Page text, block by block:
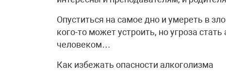
Опуститься на самое дно и умереть в
кого-то может устроить, но угроза
человеком…
Как избежать опасности алкоголизма